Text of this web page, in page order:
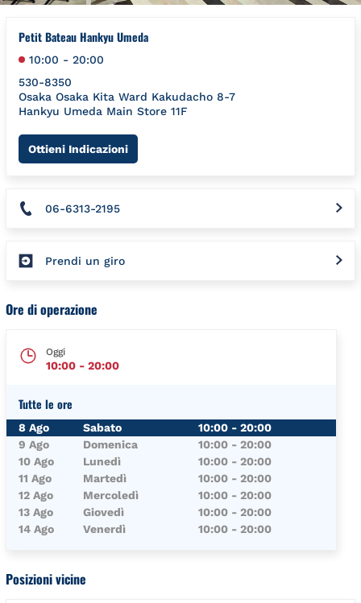
Petit Bateau Hankyu Umeda
10:00 - 20:00
530-8350
Osaka Osaka Kita Ward Kakudacho 8-7
Hankyu Umeda Main Store 11F
Ottieni IndicazioniLink Opens in New Tab
06-6313-2195
Prendi un giro
Ore di operazione
Oggi
10:00 - 20:00
Tutte le ore
Giorno della Settimana
8 Ago Sabato 10:00 - 20:00
9 Ago
Domenica 10:00 - 20:00
10 Ago
Lunedì 10:00 - 20:00
11 Ago
Martedì 10:00 - 20:00
12 Ago
Mercoledì 10:00 - 20:00
13 Ago
Giovedì 10:00 - 20:00
14 Ago
Venerdì 10:00 - 20:00
Posizioni vicine